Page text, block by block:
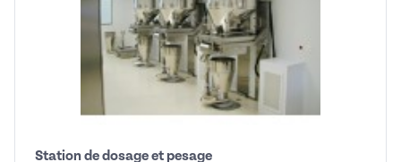
Station de dosage et pesage